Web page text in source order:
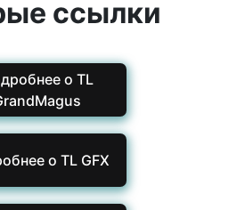
ссылки
о TL
о TL GFX